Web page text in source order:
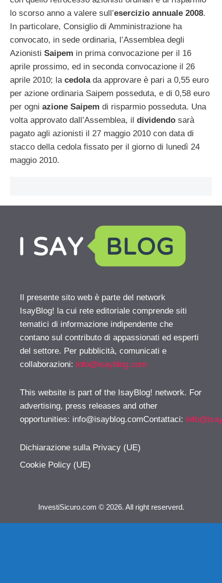
lo scorso anno a valere sull’esercizio annuale 2008.
In particolare, Consiglio di Amministrazione ha
convocato, in sede ordinaria, l’Assemblea degli
Azionisti Saipem in prima convocazione per il 16
aprile prossimo, ed in seconda convocazione il 26
aprile 2010; la cedolada approvare è pari a 0,55 euro
per azione ordinaria Saipem posseduta, e di 0,58 euro
per ogni azione Saipem di risparmio posseduta. Una
volta approvato dall’Assemblea, il dividendo sarà
pagato agli azionisti il 27 maggio 2010 con data di
stacco della cedola fissato per il giorno di lunedì 24
maggio 2010.
Il presente sito web è parte del network
IsayBlog! la cui rete editoriale comprende siti
tematici di informazione indipendente che
contano sul contributo di appassionati ed esperti
del settore. Per pubblicità, comunicati e
collaborazioni: info@isayblog.com
This website is part of the IsayBlog! network. For
advertising, press releases and other
opportunities: info@isayblog.comContattaci:
Dichiarazione sulla Privacy (UE)
Cookie Policy (UE)
InvestiSicuro.com © 2026. All right reserverd.